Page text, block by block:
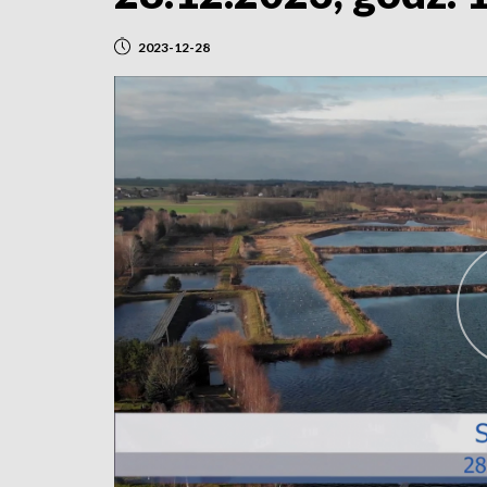
2023-12-28